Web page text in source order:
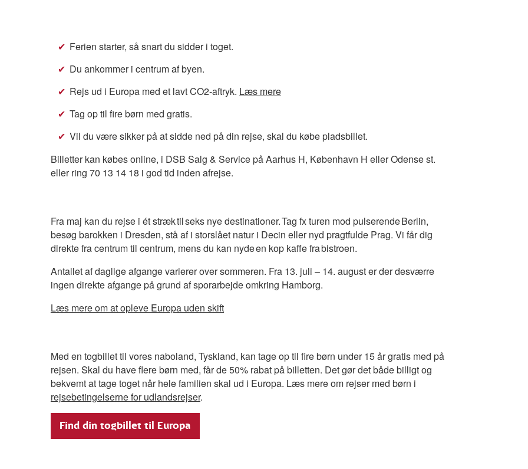
Ferien starter, så snart du sidder i toget.
Du ankommer i centrum af byen.
Rejs ud i Europa med et lavt CO2-aftryk. Læs mere
Tag op til fire børn med gratis.
Vil du være sikker på at sidde ned på din rejse, skal du købe pladsbillet.
Billetter kan købes online, i DSB Salg & Service på Aarhus H, København H eller Odense st.
eller ring 70 13 14 18 i god tid inden afrejse.
Fra maj kan du rejse i ét stræk til seks nye destinationer. Tag fx turen mod pulserende Berlin,
besøg barokken i Dresden, stå af i storslået natur i Decin eller nyd pragtfulde Prag.​ Vi får dig
direkte fra centrum til centrum, mens du kan nyde en kop kaffe fra bistroen.
Antallet af daglige afgange varierer over sommeren. Fra 13. juli – 14. august er der desværre
ingen direkte afgange på grund af sporarbejde omkring Hamborg.
Læs mere om at opleve Europa uden skift
Med en togbillet til vores naboland, Tyskland, kan tage op til fire børn under 15 år gratis med på
rejsen. Skal du have flere børn med, får de 50% rabat på billetten. Det gør det både billigt og
bekvemt at tage toget når hele familien skal ud i Europa. Læs mere om rejser med børn i
rejsebetingelserne for udlandsrejser.
Find din togbillet til Europa